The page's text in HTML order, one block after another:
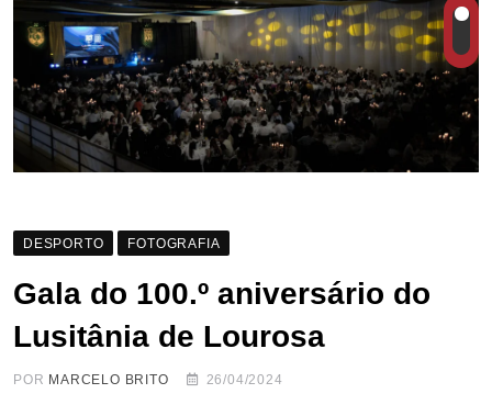
DESPORTO FOTOGRAFIA
Gala do 100.º aniversário do
Lusitânia de Lourosa
POR MARCELO BRITO 26/04/2024